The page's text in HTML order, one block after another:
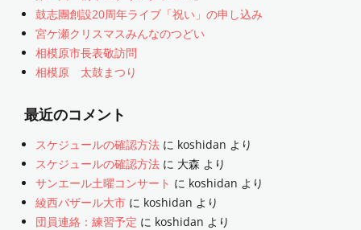
鼓志團創設20周年ライブ「祝い」の申し込み
宮ケ瀬クリスマスみんなのつどい
相模原市長表敬訪問
相模原 太鼓まつり
最近のコメント
スケジュールの確認方法 に koshidan より
スケジュールの確認方法 に 大森 より
サンエール土曜コンサート に koshidan より
綾西バザール大市 に koshidan より
団員連絡：練習予定 に koshidan より